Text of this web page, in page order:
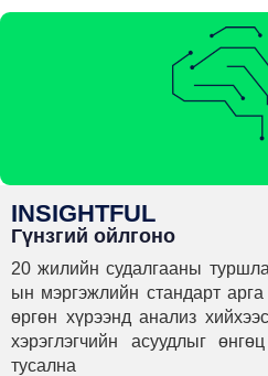
INSIGHTFUL
Гүнзгий ойлгоно
20 жилийн судалгааны
ын мэргэжлийн стандарт
өргөн хүрээнд анализ
хэрэглэгчийн асуудлыг
тусална